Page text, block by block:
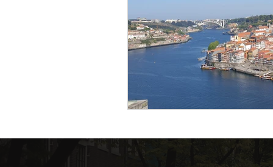
Nachhaltigkeit
Reiseplanung